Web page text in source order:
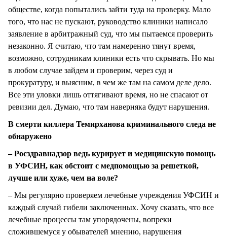
обществе, когда попытались зайти туда на проверку. Мало
того, что нас не пускают, руководство клиники написало
заявление в арбитражный суд, что мы пытаемся проверить
незаконно. Я считаю, что там намеренно тянут время,
возможно, сотрудникам клиники есть что скрывать. Но мы
в любом случае зайдем и проверим, через суд и
прокуратуру, и выясним, в чем же там на самом деле дело.
Все эти уловки лишь оттягивают время, но не спасают от
ревизии дел. Думаю, что там наверняка будут нарушения.
В смерти киллера Темирханова криминального следа не
обнаружено
– Росздравнадзор ведь курирует и медицинскую помощь
в УФСИН, как обстоит с медпомощью за решеткой,
лучше или хуже, чем на воле?
– Мы регулярно проверяем лечебные учреждения УФСИН и
каждый случай гибели заключенных. Хочу сказать, что все
лечебные процессы там упорядочены, вопреки
сложившемуся у обывателей мнению, нарушения